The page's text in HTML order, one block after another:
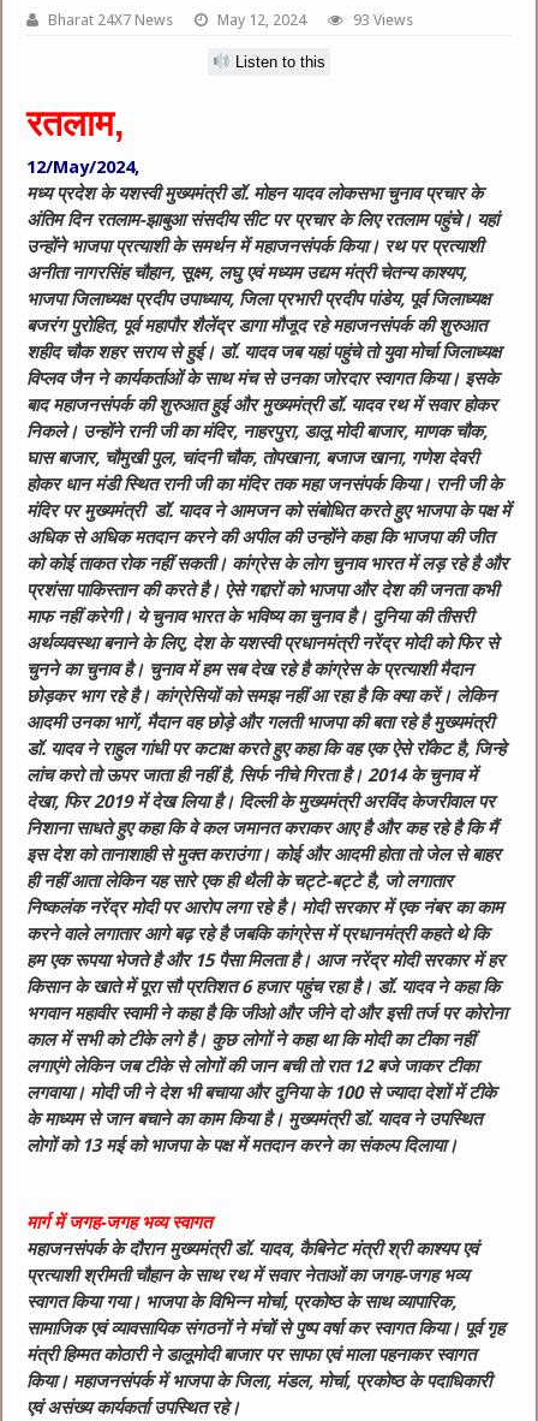
Bharat 24X7 News May 12, 2024 93 Views
Listen to this
रतलाम,
12/May/2024,
मध्य प्रदेश के यशस्वी मुख्यमंत्री डॉ. मोहन यादव लोकसभा चुनाव प्रचार के
अंतिम दिन रतलाम-झाबुआ संसदीय सीट पर प्रचार के लिए रतलाम पहुंचे। यहां
उन्होंने भाजपा प्रत्याशी के समर्थन में महाजनसंपर्क किया। रथ पर प्रत्याशी
अनीता नागरसिंह चौहान, सूक्ष्म, लघु एवं मध्यम उद्यम मंत्री चेतन्य काश्यप,
भाजपा जिलाध्यक्ष प्रदीप उपाध्याय, जिला प्रभारी प्रदीप पांडेय, पूर्व जिलाध्यक्ष
बजरंग पुरोहित, पूर्व महापौर शैलेंद्र डागा मौजूद रहे महाजनसंपर्क की शुरुआत
शहीद चौक शहर सराय से हुई। डॉ. यादव जब यहां पहुंचे तो युवा मोर्चा जिलाध्यक्ष
विप्लव जैन ने कार्यकर्ताओं के साथ मंच से उनका जोरदार स्वागत किया। इसके
बाद महाजनसंपर्क की शुरुआत हुई और मुख्यमंत्री डॉ. यादव रथ में सवार होकर
निकले। उन्होंने रानी जी का मंदिर, नाहरपुरा, डालू मोदी बाजार, माणक चौक,
घास बाजार, चौमुखी पुल, चांदनी चौक, तोपखाना, बजाज खाना, गणेश देवरी
होकर धान मंडी स्थित रानी जी का मंदिर तक महा जनसंपर्क किया। रानी जी के
मंदिर पर मुख्यमंत्री डॉ. यादव ने आमजन को संबोधित करते हुए भाजपा के पक्ष में
अधिक से अधिक मतदान करने की अपील की उन्होंने कहा कि भाजपा की जीत
को कोई ताकत रोक नहीं सकती। कांग्रेस के लोग चुनाव भारत में लड़ रहे है और
प्रशंसा पाकिस्तान की करते है। ऐसे गद्दारों को भाजपा और देश की जनता कभी
माफ नहीं करेगी। ये चुनाव भारत के भविष्य का चुनाव है। दुनिया की तीसरी
अर्थव्यवस्था बनाने के लिए, देश के यशस्वी प्रधानमंत्री नरेंद्र मोदी को फिर से
चुनने का चुनाव है। चुनाव में हम सब देख रहे है कांग्रेस के प्रत्याशी मैदान
छोड़कर भाग रहे है। कांग्रेसियों को समझ नहीं आ रहा है कि क्या करें। लेकिन
आदमी उनका भागें, मैदान वह छोड़े और गलती भाजपा की बता रहे है मुख्यमंत्री
डॉ. यादव ने राहुल गांधी पर कटाक्ष करते हुए कहा कि वह एक ऐसे रॉकेट है, जिन्हे
लांच करो तो ऊपर जाता ही नहीं है, सिर्फ नीचे गिरता है। 2014 के चुनाव में
देखा, फिर 2019 में देख लिया है। दिल्ली के मुख्यमंत्री अरविंद केजरीवाल पर
निशाना साधते हुए कहा कि वे कल जमानत कराकर आए है और कह रहे है कि मैं
इस देश को तानाशाही से मुक्त कराउंगा। कोई और आदमी होता तो जेल से बाहर
ही नहीं आता लेकिन यह सारे एक ही थैली के चट्टे-बट्टे है, जो लगातार
निष्कलंक नरेंद्र मोदी पर आरोप लगा रहे है। मोदी सरकार में एक नंबर का काम
करने वाले लगातार आगे बढ़ रहे है जबकि कांग्रेस में प्रधानमंत्री कहते थे कि
हम एक रूपया भेजते है और 15 पैसा मिलता है। आज नरेंद्र मोदी सरकार में हर
किसान के खाते में पूरा सौ प्रतिशत 6 हजार पहुंच रहा है। डॉ. यादव ने कहा कि
भगवान महावीर स्वामी ने कहा है कि जीओ और जीने दो और इसी तर्ज पर कोरोना
काल में सभी को टीके लगे है। कुछ लोगों ने कहा था कि मोदी का टीका नहीं
लगाएंगे लेकिन जब टीके से लोगों की जान बची तो रात 12 बजे जाकर टीका
लगवाया। मोदी जी ने देश भी बचाया और दुनिया के 100 से ज्यादा देशों में टीके
के माध्यम से जान बचाने का काम किया है। मुख्यमंत्री डॉ. यादव ने उपस्थित
लोगों को 13 मई को भाजपा के पक्ष में मतदान करने का संकल्प दिलाया।
मार्ग में जगह-जगह भव्य स्वागत
महाजनसंपर्क के दौरान मुख्यमंत्री डॉ. यादव, कैबिनेट मंत्री श्री काश्यप एवं
प्रत्याशी श्रीमती चौहान के साथ रथ में सवार नेताओं का जगह-जगह भव्य
स्वागत किया गया। भाजपा के विभिन्न मोर्चा, प्रकोष्ठ के साथ व्यापारिक,
सामाजिक एवं व्यावसायिक संगठनों ने मंचों से पुष्प वर्षा कर स्वागत किया। पूर्व गृह
मंत्री हिम्मत कोठारी ने डालूमोदी बाजार पर साफा एवं माला पहनाकर स्वागत
किया। महाजनसंपर्क में भाजपा के जिला, मंडल, मोर्चा, प्रकोष्ठ के पदाधिकारी
एवं असंख्य कार्यकर्ता उपस्थित रहे।